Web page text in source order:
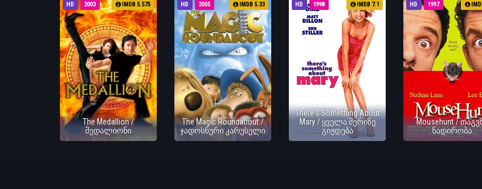
HD 2003 IMDB 5.575
The Medallion /
მედალიონი
HD 2005 IMDB 5.33
The Magic Roundabout /
ჯადოსნური კარუსელი
HD 1998 IMDB 7.1
There's Something About
Mary / ყველა მერიზე
გიჟდება
HD 1997
Mousehunt /
ნადირობა